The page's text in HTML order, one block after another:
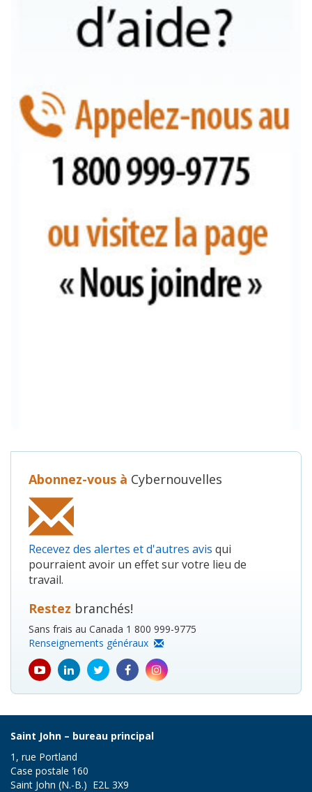
Abonnez-vous à Cybernouvelles
Recevez des alertes et d'autres avis qui
pourraient avoir un effet sur votre lieu de
travail.
Restez branchés!
Sans frais au Canada 1 800 999-9775
Renseignements généraux
youtube
icon
Linkedin
icon
Twitter
icon
Facebook
icon
Instagram
icon
Saint John – bureau principal
1, rue Portland
Case postale 160
Saint John (N.-B.) E2L 3X9